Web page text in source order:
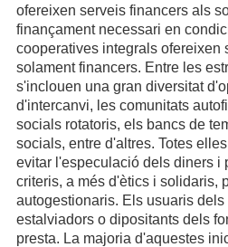
ofereixen serveis financers als
finançament necessari en
cooperatives integrals ofereixen
solament financers. Entre les
s'inclouen una gran diversitat
d'intercanvi, les comunitats
socials rotatoris, els bancs de
socials, entre d'altres. Totes
evitar l'especulació dels diners i
criteris, a més d'ètics i solidaris,
autogestionaris. Els usuaris
estalviadors o dipositants dels
presta. La majoria d'aquestes